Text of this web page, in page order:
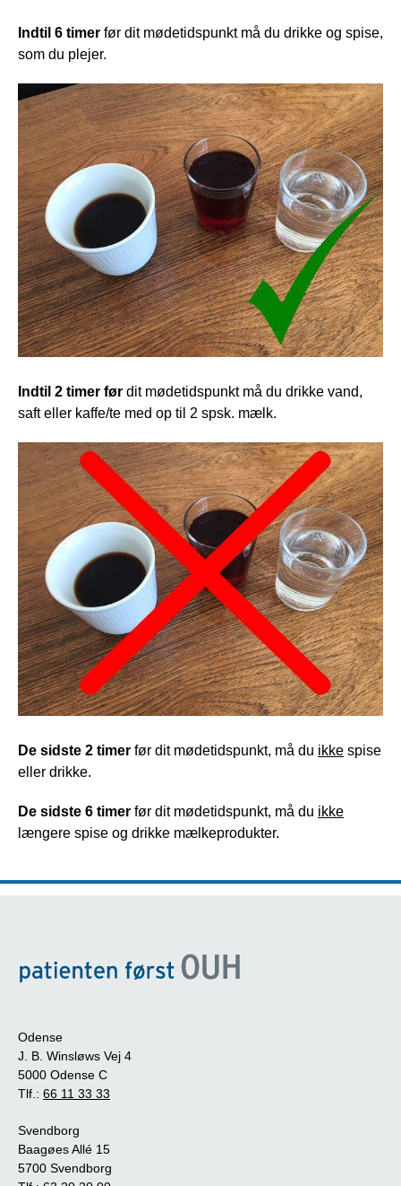
Indtil 6 timer før dit mødetidspunkt må du drikke og spise,
som du plejer.
Indtil 2 timer før dit mødetidspunkt må du drikke vand,
saft eller kaffe/te med op til 2 spsk. mælk.
De sidste 2 timer før dit mødetidspunkt, må du ikke spise
eller drikke.
De sidste 6 timer før dit mødetidspunkt, må du ikke
længere spise og drikke mælkeprodukter.
Odense
J. B. Winsløws Vej 4
5000 Odense C
Tlf.: 66 11 33 33
Svendborg
Baagøes Allé 15
5700 Svendborg